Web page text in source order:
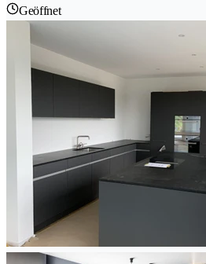
Geöffnet